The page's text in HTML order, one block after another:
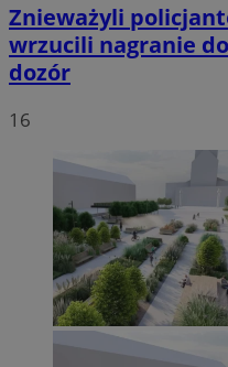
Znieważyli
wrzucili nagranie
dozór
16